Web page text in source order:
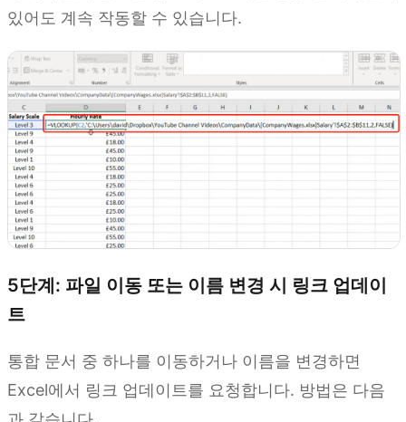
있어도 계속 작동할 수 있습니다.
5단계: 파일 이동 또는 이름 변경 시 링크 업데이
트
통합 문서 중 하나를 이동하거나 이름을 변경하면
Excel에서 링크 업데이트를 요청합니다. 방법은 다음